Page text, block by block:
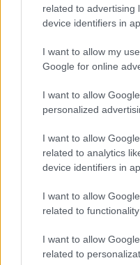
related to advertising
device identifiers in
I want to allow my
Google for online
I want to allow
personalized
I want to allow
related to analytics
device identifiers in
I want to allow
related to
I want to allow
related to
LEGOLVASOTTABB
múlt